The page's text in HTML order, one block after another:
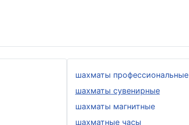
шахматы профессиональные
шахматы сувенирные
шахматы магнитные
шахматные часы